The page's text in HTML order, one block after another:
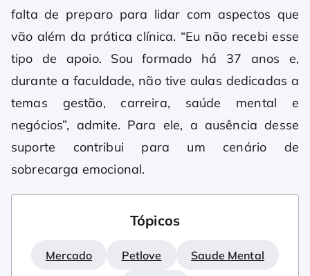
falta de preparo para lidar com aspectos que
vão além da prática clínica. “Eu não recebi esse
tipo de apoio. Sou formado há 37 anos e,
durante a faculdade, não tive aulas dedicadas a
temas gestão, carreira, saúde mental e
negócios”, admite. Para ele, a ausência desse
suporte contribui para um cenário de
sobrecarga emocional.
Tópicos
Mercado Petlove Saude Mental